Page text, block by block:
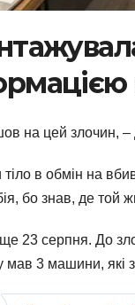
на цей злочин, –
в обмін на
бо знав, де той
23 серпня. До
3 машини, які